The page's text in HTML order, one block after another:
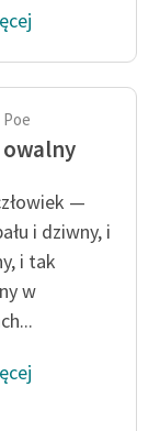
Poe
—
i dziwny, i
i tak
w